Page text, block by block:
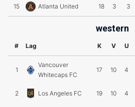
15 Atlanta United 18 3 3
western
# Lag K V U
1
Vancouver
Whitecaps FC
17 10 4
2 Los Angeles FC 19 10 4